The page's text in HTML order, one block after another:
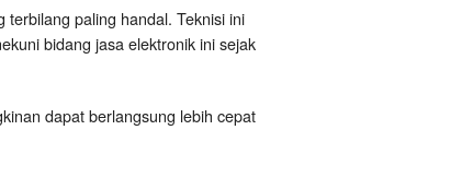
paling handal. Teknisi ini
bidang jasa elektronik ini sejak
dapat berlangsung lebih cepat